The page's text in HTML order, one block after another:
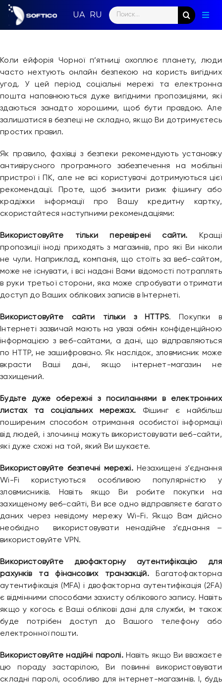
Skip
content
Search
for:
Коли ейфорія Чорної п’ятниці охоплює планету, люди
часто нехтують онлайн безпекою на користь вигідних
угод. У цей період соціальні мережі та електронна
пошта наповнюються дуже вигідними пропозиціями, які
здаються занадто хорошими, щоб бути правдою. Але
залишатися в безпеці не складно, якщо Ви дотримуєтесь
простих правил.
Як правило, фахівці з безпеки рекомендують установку
антивірусного програмного забезпечення на мобільні
пристрої і ПК, але не всі користувачі дотримуються цієї
рекомендації. Проте, щоб знизити ризик фішингу або
крадіжки інформації про Вашу кредитну картку,
скористайтеся наступними рекомендаціями:
Використовуйте тільки перевірені сайти. Кращі
пропозиції іноді приходять з магазинів, про які Ви ніколи
не чули. Наприклад, компанія, що стоїть за веб-сайтом,
може не існувати, і всі надані Вами відомості потраплять
в руки третьої сторони, яка може спробувати отримати
доступ до Ваших облікових записів в Інтернеті.
Використовуйте сайти тільки з HTTPS. Покупки в
Інтернеті зазвичай мають на увазі обмін конфіденційною
інформацією з веб-сайтами, а дані, що відправляються
по HTTP, не зашифровано. Як наслідок, зловмисник може
вкрасти Ваші дані, якщо інтернет-магазин не
захищений.
Будьте дуже обережні з посиланнями в електронних
листах та соціальних мережах.Фішинг є найбільш
поширеним способом отримання особистої інформації
від людей, і злочинці можуть використовувати веб-сайти,
які дуже схожі на той, який Ви шукаєте.
Використовуйте безпечні мережі.Незахищені з’єднання
Wi-Fi користуються особливою популярністю у
зловмисників. Навіть якщо Ви робите покупки на
захищеному веб-сайті, Ви все одно відправляєте багато
даних через невідому мережу Wi-Fi. Якщо Вам дійсно
необхідно використовувати ненадійне з’єднання –
використовуйте VPN.
Використовуйте двофакторну аутентифікацію для
рахунків та фінансових транзакцій.Багатофакторна
аутентифікація (MFA) і двофакторна аутентифікація (2FA)
є відмінними способами захисту облікового запису. Навіть
якщо у когось є Ваші облікові дані для служби, їм також
буде потрібен доступ до Вашого телефону або
електронної пошти.
Використовуйте надійні паролі.Навіть якщо Ви вважаєте
цю пораду застарілою, Ви повинні використовувати
складні паролі, особливо для інтернет-магазинів. І, будь